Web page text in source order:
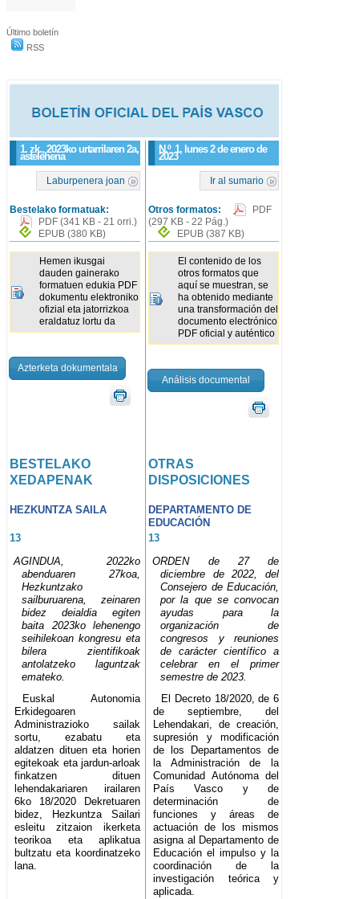
Último boletín
RSS
1. zk., 2023ko urtarrilaren 2a,
astelehena
N.º1, lunes 2 de enero de
2023
Laburpenera joan
Bestelako formatuak:
PDF (341 KB - 21 orri.)
EPUB (380 KB)
Hemen ikusgai
dauden gainerako
formatuen edukia PDF
dokumentu elektroniko
ofizial eta jatorrizkoa
eraldatuz lortu da
Azterketa dokumentala
Ir al sumario
Otros formatos:
PDF
(297 KB - 22 Pág.)
EPUB(387 KB)
El contenido de los
otros formatos que
aquí se muestran, se
ha obtenido mediante
una transformación del
documento electrónico
PDF oficial y auténtico
Análisis documental
BESTELAKO
XEDAPENAK
OTRAS
DISPOSICIONES
HEZKUNTZA SAILA
DEPARTAMENTO DE
EDUCACIÓN
13
13
AGINDUA, 2022ko
abenduaren 27koa,
Hezkuntzako
sailburuarena, zeinaren
bidez deialdia egiten
baita 2023ko lehenengo
seihilekoan kongresu eta
bilera zientifikoak
antolatzeko laguntzak
emateko.
ORDEN de 27 de
diciembre de 2022, del
Consejero de Educación,
por la que se convocan
ayudas para la
organización de
congresos y reuniones
de carácter científico a
celebrar en el primer
semestre de 2023.
Euskal Autonomia
Erkidegoaren
Administrazioko sailak
sortu, ezabatu eta
aldatzen dituen eta horien
egitekoak eta jardun-arloak
finkatzen dituen
lehendakariaren irailaren
6ko 18/2020 Dekretuaren
bidez, Hezkuntza Sailari
esleitu zitzaion ikerketa
teorikoa eta aplikatua
bultzatu eta koordinatzeko
lana.
El Decreto 18/2020, de 6
de septiembre, del
Lehendakari, de creación,
supresión y modificación
de los Departamentos de
la Administración de la
Comunidad Autónoma del
País Vasco y de
determinación de
funciones y áreas de
actuación de los mismos
asigna al Departamento de
Educación el impulso y la
coordinación de la
investigación teórica y
aplicada.